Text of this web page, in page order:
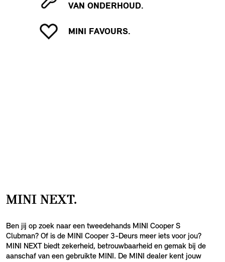
VAN ONDERHOUD.
MINI FAVOURS.
MINI NEXT.
Ben jij op zoek naar een tweedehands MINI Cooper S
Clubman? Of is de MINI Cooper 3-Deurs meer iets voor jou?
MINI NEXT biedt zekerheid, betrouwbaarheid en gemak bij de
aanschaf van een gebruikte MINI. De MINI dealer kent jouw